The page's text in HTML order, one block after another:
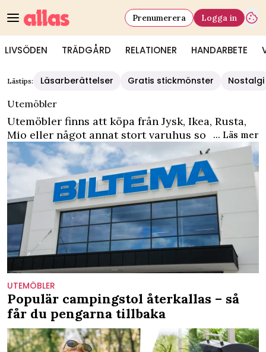
LIVSÖDEN TRÄDGÅRD RELATIONER HANDARBETE
Prenumerera Logga in
Lästips: Läsarberättelser Gratis stickmönster
Nostalgi
Utemöbler
Utemöbler finns att köpa från Jysk, Ikea, Rusta,
Mio eller något annat stort varuhus som säljer
möbler till din trädgård eller balkong. Det finns
nästan lika många varianter som det finns
trädgårdar och det finns en uppsjö av tillbehör
till dina utemöbler. Har du till exempel
utemöbler med dynor kan det vara en bra idé att
ha någon form av överdrag.På vårkategorisida
för trädgårdhittar du ännu fler trädgårdstips.
... Läs mer
UTEMÖBLER
Populär campingstol återkallas – så
får du pengarna tillbaka